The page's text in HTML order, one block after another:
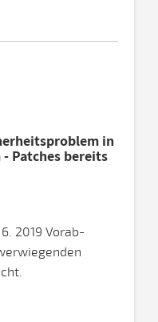
in
Patches bereits
2019 Vorab-